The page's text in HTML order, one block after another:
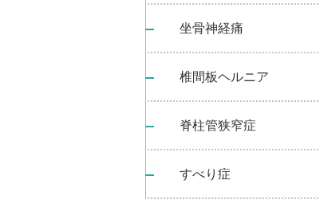
坐骨神経痛
椎間板ヘルニア
脊柱管狭窄症
すべり症